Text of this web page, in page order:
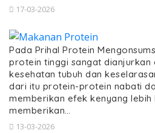
17-03-2026
Pada Prihal Protein
protein tinggi sangat dianjurkan
kesehatan tubuh dan
dari itu protein-protein nabati
memberikan efek kenyang lebih
memberikan…
13-03-2026